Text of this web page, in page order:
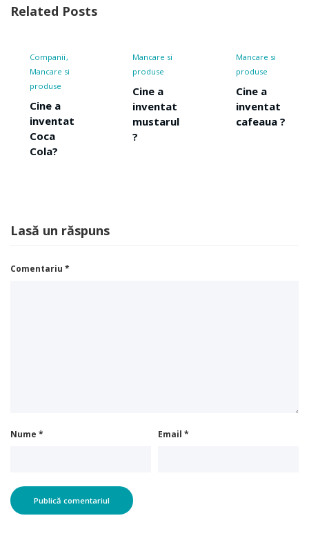
Related Posts
produse
mustarul
Mancare si
inventat
cafeaua ?
Mancare